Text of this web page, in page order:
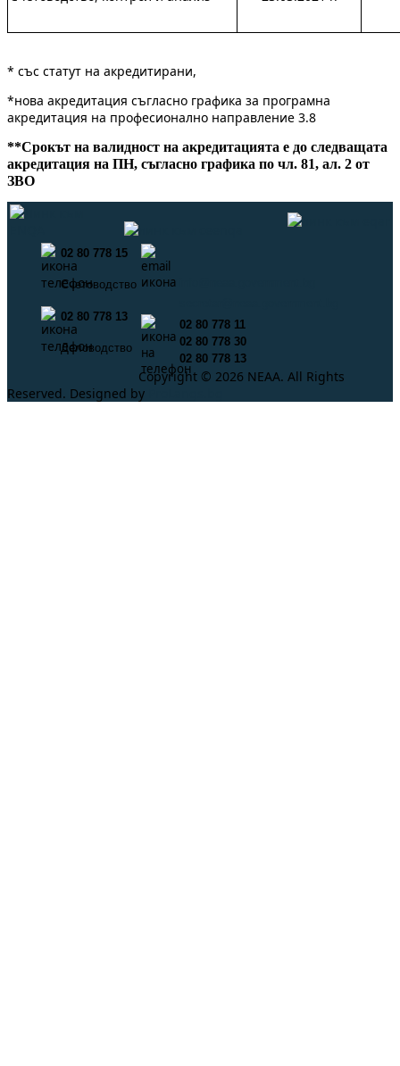
* със статут на акредитирани,
*нова акредитация съгласно графика за програмна
акредитация на професионално направление 3.8
**Срокът на валидност на акредитацията е до следващата
акредитация на ПН, съгласно графика по чл. 81, ал. 2 от
ЗВО
02 80 778 15
Счетоводство
02 80 778 13
Деловодство
02 80 778 11
02 80 778 30
02 80 778 13
Copyright © 2026 NEAA. All Rights
Reserved. Designed by